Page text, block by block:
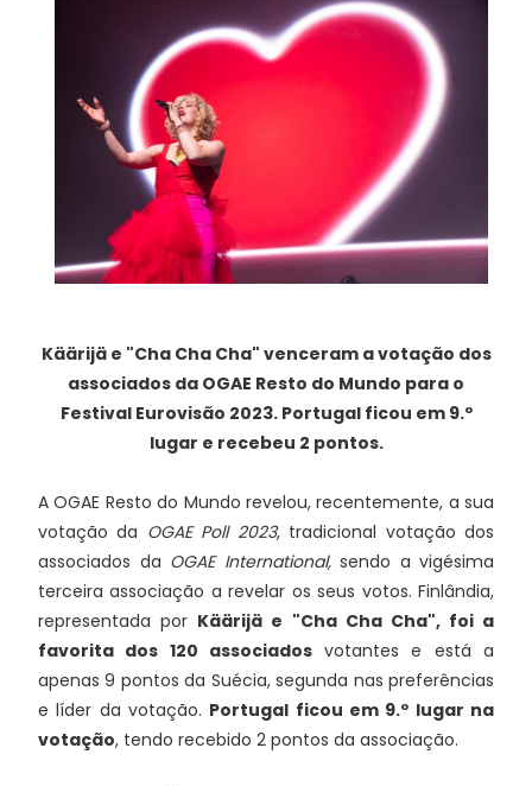
Käärijä e "Cha Cha Cha" venceram a votação dos
associados da OGAE Resto do Mundo para o
Festival Eurovisão 2023. Portugal ficou em 9.º
lugar e recebeu 2 pontos.
A OGAE Resto do Mundo revelou, recentemente, a sua
votação da OGAE Poll 2023, tradicional votação dos
associados da OGAE International, sendo a vigésima
terceira associação a revelar os seus votos. Finlândia,
representada por Käärijä e "Cha Cha Cha",foi a
favorita dos 120 associadosvotantes e está a
apenas 9 pontos da Suécia, segunda nas preferências
e líder da votação. Portugal ficou em 9.º lugar na
votação, tendo recebido 2 pontos da associação.